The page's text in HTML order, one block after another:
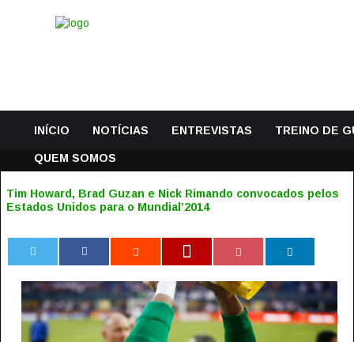
INÍCIO NOTÍCIAS ENTREVISTAS TREINO DE
QUEM SOMOS
Tim Howard, Brad Guzan e Nick Rimando convocados pelos
Estados Unidos para o Mundial’2014
0